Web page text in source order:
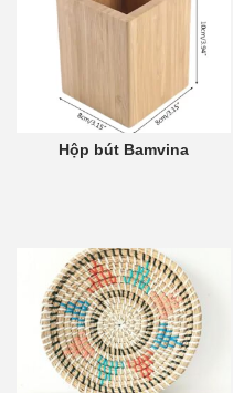
Hộp bút Bamvina